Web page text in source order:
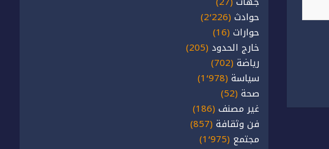
حوادث (2٬226)
حوارات (16)
خارج الحدود (205)
رياضة (702)
سياسة (1٬978)
صحة (52)
غير مصنف (186)
فن وثقافة (857)
مجتمع (1٬975)